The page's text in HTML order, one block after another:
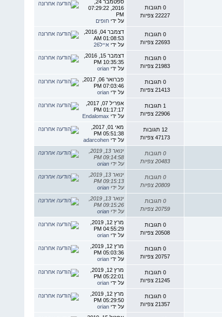
0 תגובות
22227 צפיות
2016, 07:29:22
PM
על ידי חופים
0 תגובות
22693 צפיות
01:08:53 AM
על ידי אייל26
0 תגובות
21983 צפיות
10:35:35 PM
על ידי orian
0 תגובות
21413 צפיות
07:03:46 PM
על ידי orian
1 תגובות
22906 צפיות
01:17:17 PM
על ידי Endalomax
12 תגובות
47173 צפיות
05:51:38 PM
על ידי adarcohen
0 תגובות
20483 צפיות
09:14:58 PM
על ידי orian
0 תגובות
20809 צפיות
09:15:13 PM
על ידי orian
0 תגובות
20759 צפיות
09:15:26 PM
על ידי orian
0 תגובות
20508 צפיות
04:55:29 PM
על ידי orian
0 תגובות
20757 צפיות
05:03:36 PM
על ידי orian
0 תגובות
21245 צפיות
05:22:01 PM
על ידי orian
0 תגובות
21357 צפיות
05:29:50 PM
על ידי orian